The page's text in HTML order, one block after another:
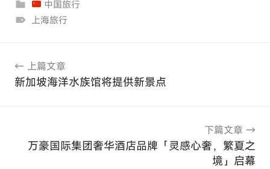
中国旅行
上海旅行
上篇文章
新加坡海洋水族馆将提供新景点
下篇文章
万豪国际集团奢华酒店品牌「灵感心奢，繁夏之
境」启幕